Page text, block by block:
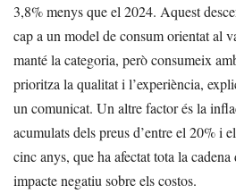
3,8% menys que el 2024. Aquest
cap a un model de consum orientat al
manté la categoria, però consumeix
prioritza la qualitat i l’experiència,
un comunicat. Un altre factor és la
acumulats dels preus d’entre el 20% i
cinc anys, que ha afectat tota la
impacte negatiu sobre els costos.